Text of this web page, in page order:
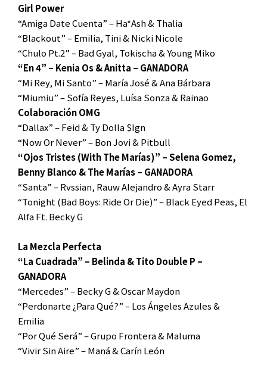
Girl Power
“Amiga Date Cuenta” – Ha*Ash & Thalia
“Blackout” – Emilia, Tini & Nicki Nicole
“Chulo Pt.2” – Bad Gyal, Tokischa & Young Miko
“En 4” – Kenia Os & Anitta – GANADORA
“Mi Rey, Mi Santo” – María José & Ana Bárbara
“Miumiu” – Sofía Reyes, Luísa Sonza & Rainao
Colaboración OMG
“Dallax” – Feid & Ty Dolla $Ign
“Now Or Never” – Bon Jovi & Pitbull
“Ojos Tristes (With The Marías)” – Selena Gomez,
Benny Blanco & The Marías – GANADORA
“Santa” – Rvssian, Rauw Alejandro & Ayra Starr
“Tonight (Bad Boys: Ride Or Die)” – Black Eyed Peas, El
Alfa Ft. Becky G
La Mezcla Perfecta
“La Cuadrada” – Belinda & Tito Double P –
GANADORA
“Mercedes” – Becky G & Oscar Maydon
“Perdonarte ¿Para Qué?” – Los Ángeles Azules &
Emilia
“Por Qué Será” – Grupo Frontera & Maluma
“Vivir Sin Aire” – Maná & Carín León